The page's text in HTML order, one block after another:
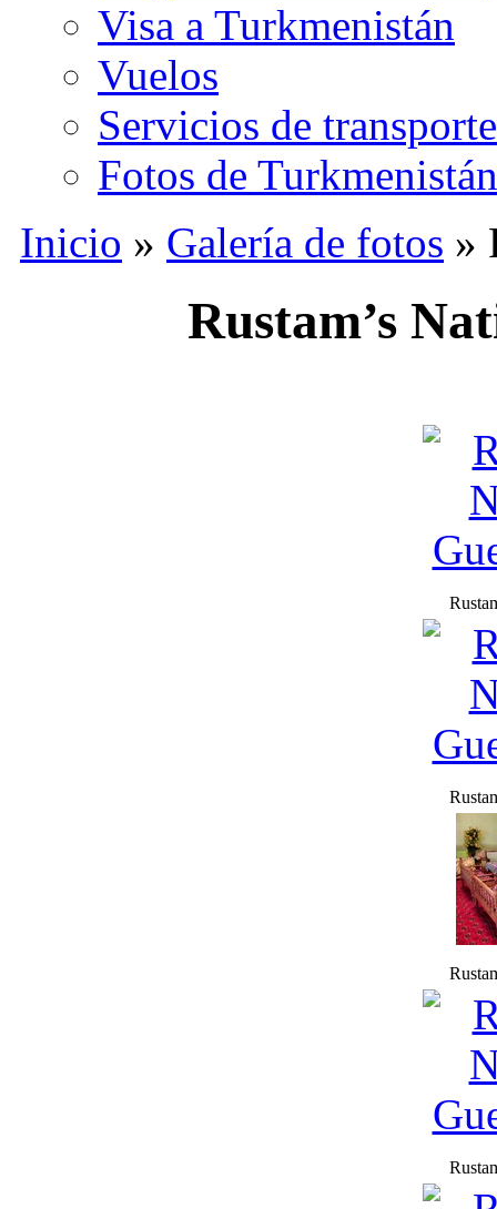
Visa a Turkmenistán
Vuelos
Servicios de transporte
Fotos de Turkmenistán
Inicio » Galería de fotos »
Rustam’s